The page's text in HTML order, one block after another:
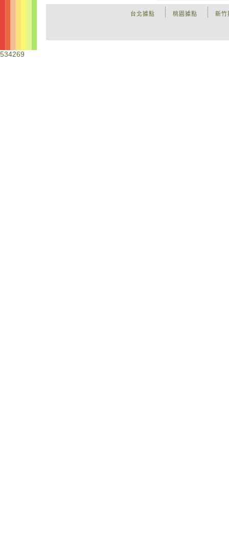
新竹
桃園據點
台北據點
534269